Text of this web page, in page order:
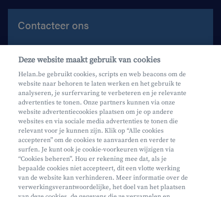
Contacteer ons
Contacteer ons
Maak een afspraak
Waar vind je ons?
Mifid
Privacy
Juridische info
Deze website maakt gebruik van cookies
Helan.be gebruikt cookies, scripts en web beacons om de
website naar behoren te laten werken en het gebruik te
analyseren, je surfervaring te verbeteren en je relevante
advertenties te tonen. Onze partners kunnen via onze
website advertentiecookies plaatsen om je op andere
websites en via sociale media advertenties te tonen die
relevant voor je kunnen zijn. Klik op “Alle cookies
accepteren” om de cookies te aanvaarden en verder te
surfen. Je kunt ook je cookie-voorkeuren wijzigen via
“Cookies beheren”. Hou er rekening mee dat, als je
bepaalde cookies niet accepteert, dit een vlotte werking
van de website kan verhinderen. Meer informatie over de
verwerkingsverantwoordelijke, het doel van het plaatsen